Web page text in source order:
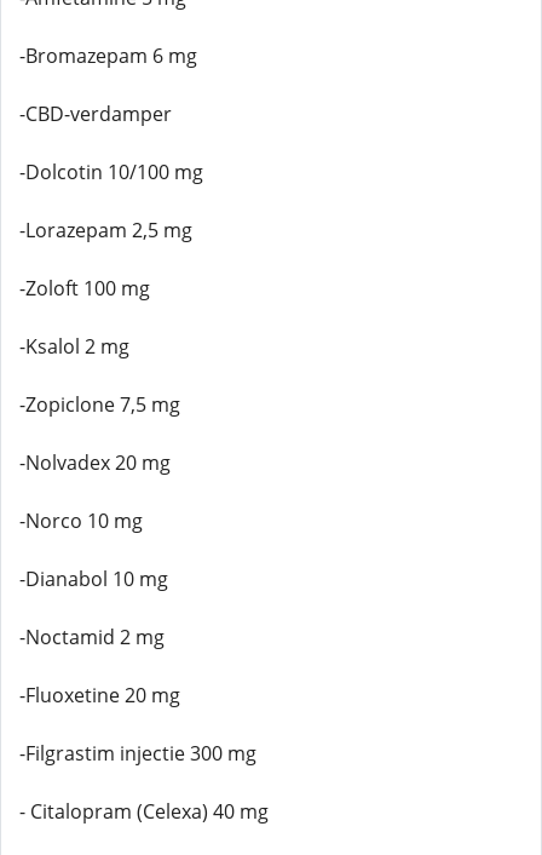
-Bromazepam 6 mg
-CBD-verdamper
-Dolcotin 10/100 mg
-Lorazepam 2,5 mg
-Zoloft 100 mg
-Ksalol 2 mg
-Zopiclone 7,5 mg
-Nolvadex 20 mg
-Norco 10 mg
-Dianabol 10 mg
-Noctamid 2 mg
-Fluoxetine 20 mg
-Filgrastim injectie 300 mg
- Citalopram (Celexa) 40 mg